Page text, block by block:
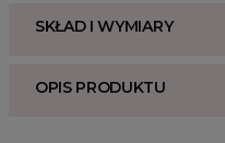
SKŁAD I WYMIARY
OPIS PRODUKTU